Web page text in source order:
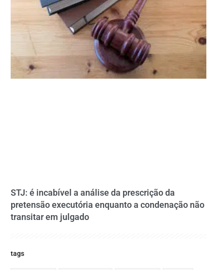
STJ: é incabível a análise da prescrição da
pretensão executória enquanto a condenação não
transitar em julgado
tags